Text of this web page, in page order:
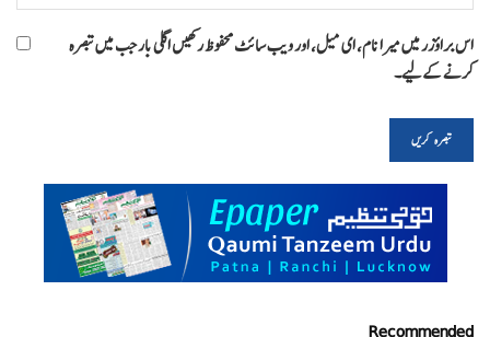
اس براؤزر میں میرا نام، ای میل، اور ویب سائٹ محفوظ رکھیں اگلی بار جب میں تبصرہ
کرنے کےلیے۔
Recommended